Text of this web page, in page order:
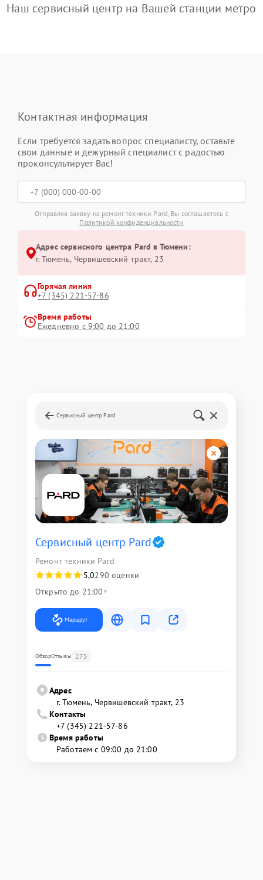
Наш сервисный центр на Вашей станции метро
Контактная информация
Если требуется задать вопрос специалисту, оставьте
свои данные и дежурный специалист с радостью
проконсультирует Вас!
Отправляя заявку на ремонт техники Pard, Вы соглашаетесь с
Политикой конфиденциальности
Адрес сервисного центра Pard в Тюмени:
г. Тюмень, ​Червишевский тракт, 23
Горячая линия
+7 (345) 221-57-86
Время работы
Ежедневно с 9:00 до 21:00
Сервисный центр Pard
Сервисный центр Pard
Ремонт техники Pard
5,0290 оценки
Открыто до 21:00
Маршрут
ОбзорОтзывы 275
Адрес
г. Тюмень, ​Червишевский тракт, 23
Контакты
+7 (345) 221-57-86
Время работы
Работаем с 09:00 до 21:00